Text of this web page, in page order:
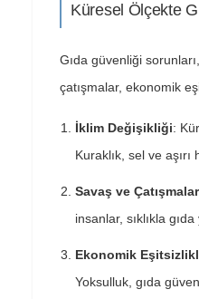
Küresel Ölçekte
Gıda güvenliği
çatışmalar, ekonomik
İklim Değişikliği:
Kuraklık, sel ve
Savaş ve Çatışmalar
insanlar, sıklıkla
Ekonomik
Yoksulluk, gıda